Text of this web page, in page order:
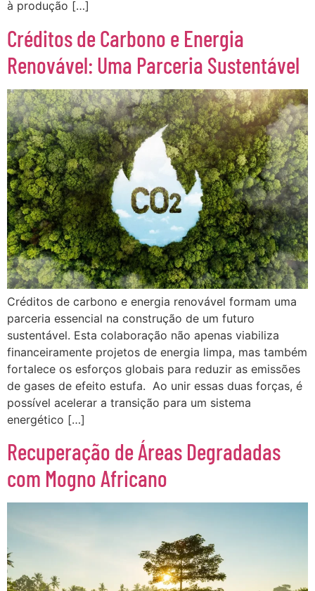
à produção […]
Créditos de Carbono e Energia
Renovável: Uma Parceria Sustentável
Créditos de carbono e energia renovável formam uma
parceria essencial na construção de um futuro
sustentável. Esta colaboração não apenas viabiliza
financeiramente projetos de energia limpa, mas também
fortalece os esforços globais para reduzir as emissões
de gases de efeito estufa. Ao unir essas duas forças, é
possível acelerar a transição para um sistema
energético […]
Recuperação de Áreas Degradadas
com Mogno Africano